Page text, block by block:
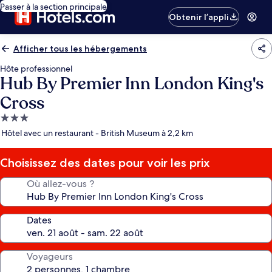
Passer à la section principale
Obtenir l’appli
Afficher tous les hébergements
Hôte professionnel
Hub By Premier Inn London King's
Cross
Hébergement
3.0 étoiles
Hôtel avec un restaurant - British Museum à 2,2 km
Choisissez des dates pour voir les prix
Où allez-vous ?
Dates
Voyageurs